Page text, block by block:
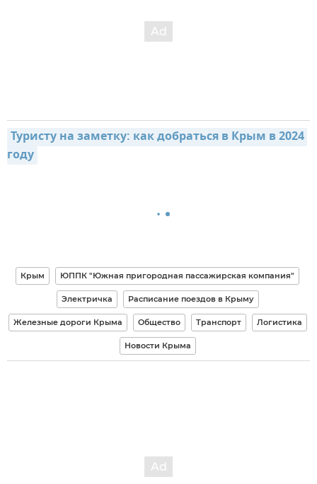
Туристу на заметку: как добраться в Крым в 2024
году
Крым ЮППК "Южная пригородная пассажирская компания"
Электричка Расписание поездов в Крыму
Железные дороги Крыма Общество Транспорт Логистика
Новости Крыма